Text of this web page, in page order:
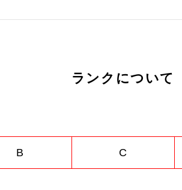
ランクについて
B C